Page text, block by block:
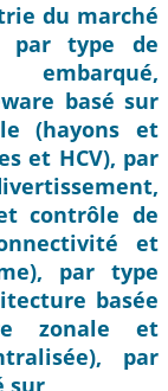
du marché
par type de
basé sur
(hayons et
et HCV), par
contrôle de
et
par type
basée
zonale et
par